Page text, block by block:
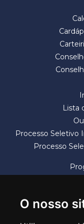
O nosso
Lista
Processo Seletivo
Processo